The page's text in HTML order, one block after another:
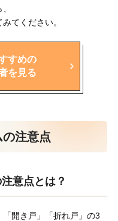
てください。
すめの
を見る
注意点
意点とは？
開き戸」「折れ戸」の3